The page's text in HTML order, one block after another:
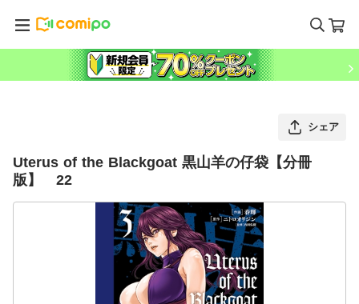
シェア
Uterus of the Blackgoat 黒山羊の仔袋【分冊
版】 22